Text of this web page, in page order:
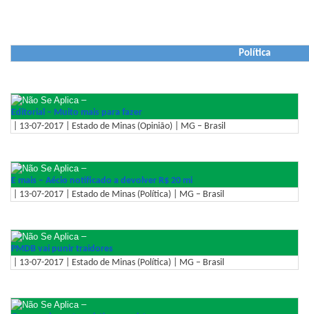
Política
–
Editorial – Muito mais para fazer
| 13-07-2017 | Estado de Minas (Opinião) | MG – Brasil
–
E mais – Aécio notificado a devolver R$ 20 mi
| 13-07-2017 | Estado de Minas (Política) | MG – Brasil
–
PMDB vai punir traidores
| 13-07-2017 | Estado de Minas (Política) | MG – Brasil
–